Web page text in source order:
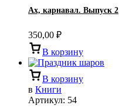
Ах, карнавал. Выпуск 2
350,00 ₽
В корзину
В корзину
в Книги
Артикул: 54